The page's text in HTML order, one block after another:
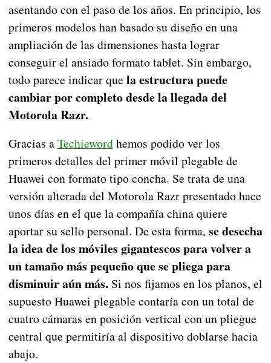
asentando con el paso de los años. En principio, los
primeros modelos han basado su diseño en una
ampliación de las dimensiones hasta lograr
conseguir el ansiado formato tablet. Sin embargo,
todo parece indicar que la estructura puede
cambiar por completo desde la llegada del
Motorola Razr.
Gracias aTechiewordhemos podido ver los
primeros detalles del primer móvil plegable de
Huawei con formato tipo concha. Se trata de una
versión alterada del Motorola Razr presentado hace
unos días en el que la compañía china quiere
aportar su sello personal. De esta forma, se desecha
la idea de los móviles gigantescos para volver a
un tamaño más pequeño que se pliega para
disminuir aún más. Si nos fijamos en los planos, el
supuesto Huawei plegable contaría con un total de
cuatro cámaras en posición vertical con un pliegue
central que permitiría al dispositivo doblarse hacia
abajo.